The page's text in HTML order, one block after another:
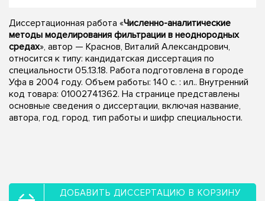
Диссертационная работа «Численно-аналитические
методы моделирования фильтрации в неоднородных
средах», автор — Краснов, Виталий Александрович,
относится к типу: кандидатская диссертация по
специальности 05.13.18. Работа подготовлена в городе
Уфа в 2004 году. Объем работы: 140 с. : ил.. Внутренний
код товара: 01002741362. На странице представлены
основные сведения о диссертации, включая название,
автора, год, город, тип работы и шифр специальности.
ДОБАВИТЬ ДИССЕРТАЦИЮ В КОРЗИНУ